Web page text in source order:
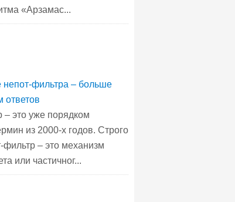
«Арзамас...
фильтра – больше
ответов
– это уже порядком
из 2000-х годов. Строго
фильтр – это механизм
или частичног...